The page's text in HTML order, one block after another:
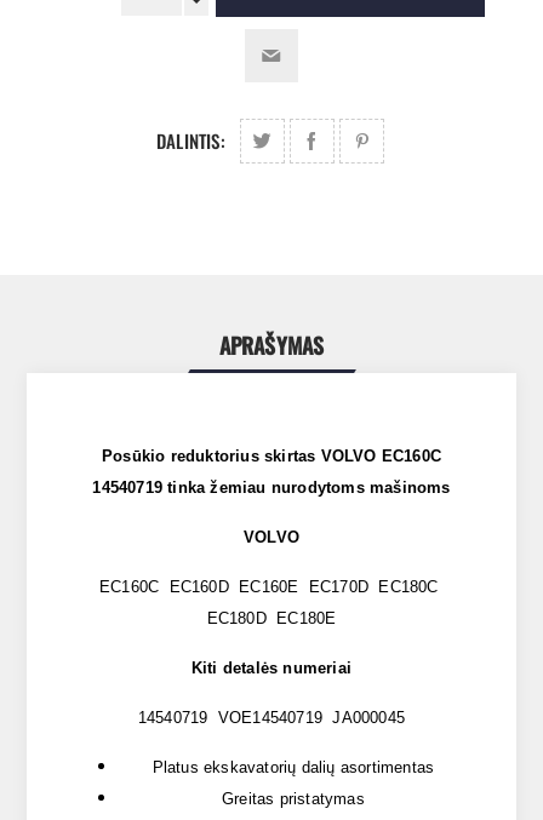
DALINTIS:
APRAŠYMAS
Posūkio reduktorius skirtas VOLVO EC160C
14540719 tinka žemiau nurodytoms mašinoms
VOLVO
EC160C EC160D EC160E EC170D EC180C
EC180D EC180E
Kiti detalės numeriai
14540719 VOE14540719 JA000045
Platus ekskavatorių dalių asortimentas
Greitas pristatymas